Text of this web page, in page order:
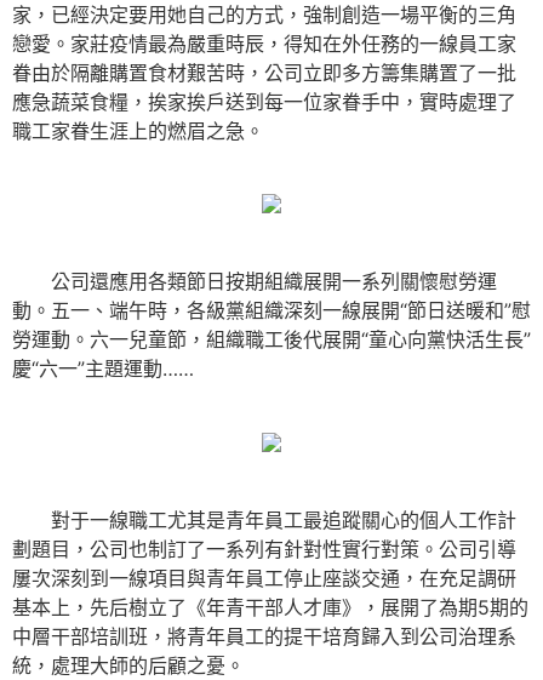
家，已經決定要用她自己的方式，強制創造一場平衡的三角
戀愛。家莊疫情最為嚴重時辰，得知在外任務的一線員工家
眷由於隔離購置食材艱苦時，公司立即多方籌集購置了一批
應急蔬菜食糧，挨家挨戶送到每一位家眷手中，實時處理了
職工家眷生涯上的燃眉之急。
公司還應用各類節日按期組織展開一系列關懷慰勞運
動。五一、端午時，各級黨組織深刻一線展開“節日送暖和”慰
勞運動。六一兒童節，組織職工後代展開“童心向黨快活生長”
慶“六一”主題運動……
對于一線職工尤其是青年員工最追蹤關心的個人工作計
劃題目，公司也制訂了一系列有針對性實行對策。公司引導
屢次深刻到一線項目與青年員工停止座談交通，在充足調研
基本上，先后樹立了《年青干部人才庫》，展開了為期5期的
中層干部培訓班，將青年員工的提干培育歸入到公司治理系
統，處理大師的后顧之憂。